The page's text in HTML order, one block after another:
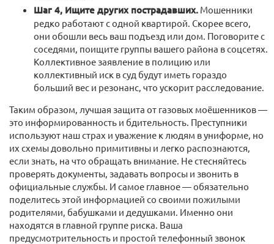
Шаг 4, Ищите других пострадавших. Мошенники
редко работают с одной квартирой. Скорее всего,
они обошли весь ваш подъезд или дом. Поговорите с
соседями, поищите группы вашего района в соцсетях.
Коллективное заявление в полицию или
коллективный иск в суд будут иметь гораздо
больший вес и резонанс, что ускорит расследование.
Таким образом, лучшая защита от газовых моёшенников —
это информированность и бдительность. Преступники
используют наш страх и уважение к людям в униформе, но
их схемы довольно примитивны и легко распознаются,
если знать, на что обращать внимание. Не стесняйтесь
проверять документы, задавать вопросы и звонить в
официальные службы. И самое главное — обязательно
поделитесь этой информацией со своими пожилыми
родителями, бабушками и дедушками. Именно они
находятся в главной группе риска. Ваша
предусмотрительность и простой телефонный звонок